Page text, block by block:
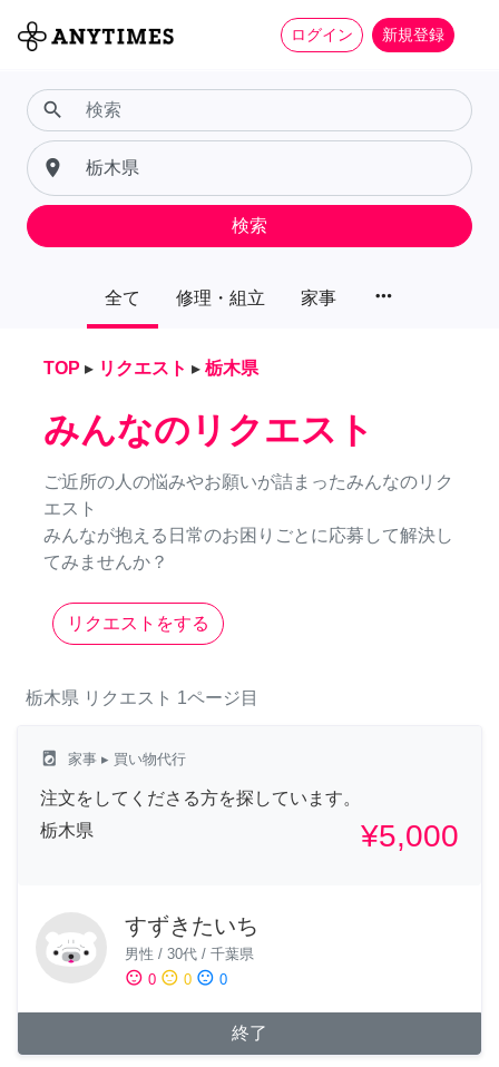
ログイン 新規登録
全て 修理・組立 家事 more_horiz
search
place
検索
TOP ▸ リクエスト ▸ 栃木県
みんなのリクエスト
ご近所の人の悩みやお願いが詰まったみんなのリク
エスト
みんなが抱える日常のお困りごとに応募して解決し
てみませんか？
リクエストをする
栃木県 リクエスト 1ページ目
local_laundry_service 家事 ▸ 買い物代行
注文をしてくださる方を探しています。
栃木県
¥5,000
すずきたいち
男性 / 30代 / 千葉県
sentiment_satisfied 0 sentiment_neutral 0 sentiment_dissatisfied 0
終了